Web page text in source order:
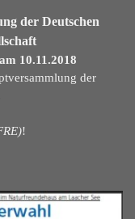
der Deutschen
10.11.2018
der
!